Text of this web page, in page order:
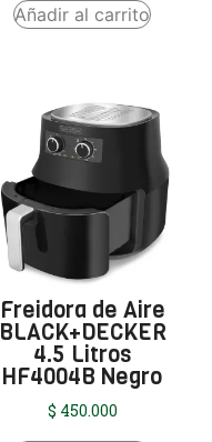
Añadir al carrito
Freidora de Aire
BLACK+DECKER
4.5 Litros
HF4004B Negro
$ 450.000